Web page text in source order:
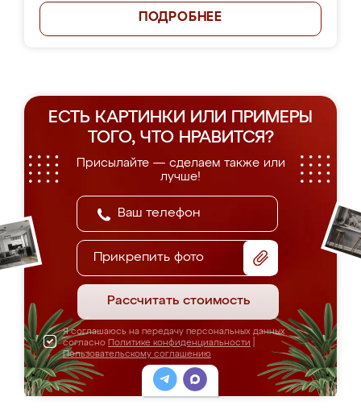
ПОДРОБНЕЕ
ЕСТЬ КАРТИНКИ ИЛИ ПРИМЕРЫ
ТОГО, ЧТО НРАВИТСЯ?
Присылайте — сделаем также или
лучше!
Прикрепить фото
Рассчитать стоимость
Я соглашаюсь на передачу персональных данных
согласно Политике конфиденциальности
Пользовательскому соглашению